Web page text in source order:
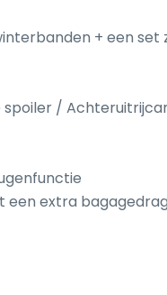
+ een
spoiler /
een extra